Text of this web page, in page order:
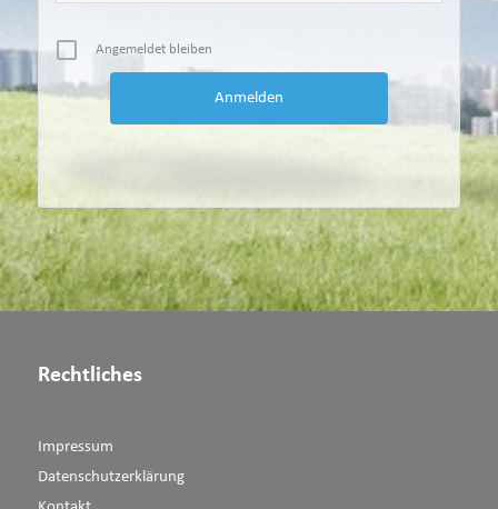
Angemeldet bleiben
Rechtliches
Impressum
Datenschutzerklärung